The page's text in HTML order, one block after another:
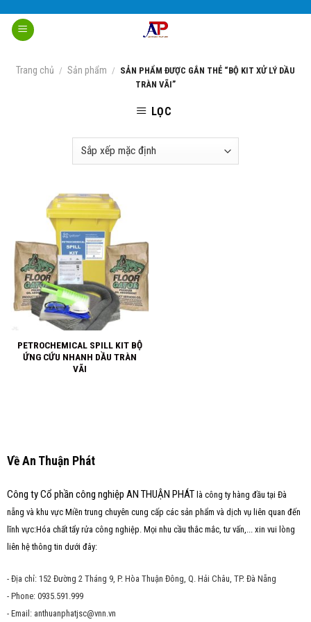
content
Trang chủ / Sản phẩm / SẢN PHẨM ĐƯỢC GẮN THẺ “BỘ KIT XỬ LÝ DẦU
TRÀN VÃI”
LỌC
PETROCHEMICAL SPILL KIT BỘ
ỨNG CỨU NHANH DẦU TRÀN
VÃI
Về An Thuận Phát
Công ty Cổ phần công nghiệp AN THUẬN PHÁT là công ty hàng đầu tại Đà
nẵng và khu vực Miền trung chuyên cung cấp các sản phẩm và dịch vụ liên quan đến
lĩnh vực:Hóa chất tẩy rửa công nghiệp. Mọi nhu cầu thắc mắc, tư vấn,... xin vui lòng
liên hệ thông tin dưới đây:
- Địa chỉ: 152 Đường 2 Tháng 9, P. Hòa Thuận Đông, Q. Hải Châu, TP. Đà Nẵng
- Phone: 0935.591.999
- Email: anthuanphatjsc@vnn.vn